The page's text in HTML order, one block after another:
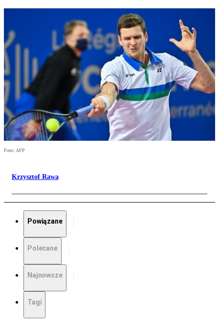
Foto: AFP
Krzysztof Rawa
Powiązane
Polecane
Najnowsze
Tagi